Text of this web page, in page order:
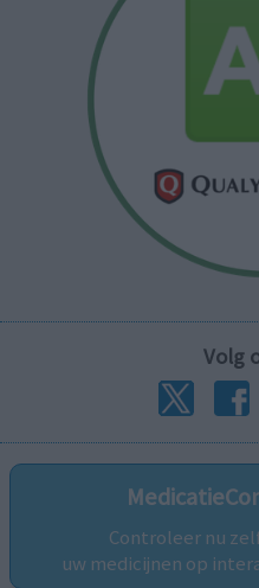
Volg
Controleer nu
uw medicijnen op